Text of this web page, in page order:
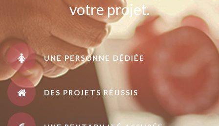
votre projet.
UNE PERSONNE DÉDIÉE
DES PROJETS RÉUSSIS